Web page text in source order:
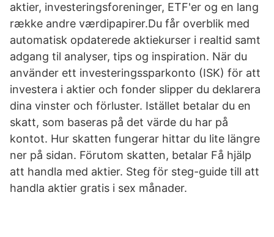
aktier, investeringsforeninger, ETF'er og en lang
række andre værdipapirer.Du får overblik med
automatisk opdaterede aktiekurser i realtid samt
adgang til analyser, tips og inspiration. När du
använder ett investeringssparkonto (ISK) för att
investera i aktier och fonder slipper du deklarera
dina vinster och förluster. Istället betalar du en
skatt, som baseras på det värde du har på
kontot. Hur skatten fungerar hittar du lite längre
ner på sidan. Förutom skatten, betalar Få hjälp
att handla med aktier. Steg för steg-guide till att
handla aktier gratis i sex månader.